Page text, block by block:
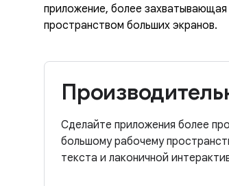
приложение, более
пространством больших экранов.
Сделайте приложения более
большому рабочему
текста и лаконичной